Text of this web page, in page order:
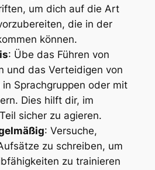
um dich auf die Art
die in der
können.
: Übe das Führen von
und das Verteidigen von
Sprachgruppen oder mit
Dies hilft dir, im
sicher zu agieren.
: Versuche,
zu schreiben, um
zu trainieren